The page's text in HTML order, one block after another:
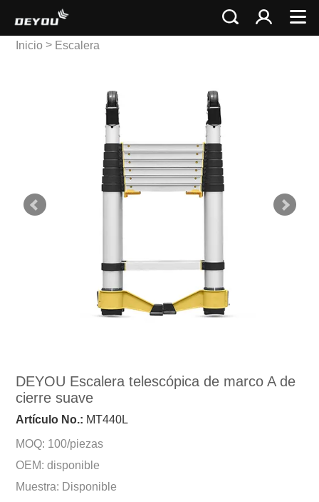
Inicio > Escalera
DEYOU Escalera telescópica de marco A de
cierre suave
Artículo No.: MT440L
MOQ: 100/piezas
OEM: disponible
Muestra: Disponible